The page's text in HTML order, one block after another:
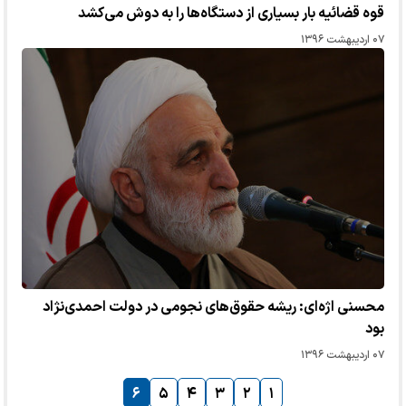
قوه قضائیه بار بسیاری از دستگاه‌ها را به دوش می‌کشد
۰۷ اردیبهشت ۱۳۹۶
محسنی اژه‌ای: ریشه حقوق‌های نجومی در دولت احمدی‌نژاد
بود
۰۷ اردیبهشت ۱۳۹۶
۱ ۲ ۳ ۴ ۵ ۶